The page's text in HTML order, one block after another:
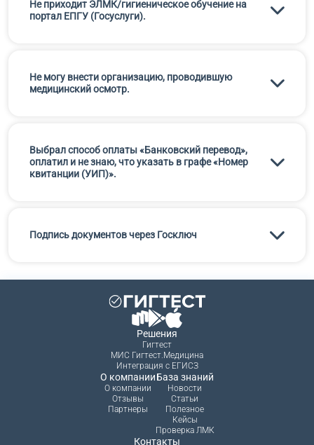
Не приходит ЭЛМК/гигиеническое обучение на
портал ЕПГУ (Госуслуги).
Не могу внести организацию, проводившую
медицинский осмотр.
Выбрал способ оплаты «Банковский перевод»,
оплатил и не знаю, что указать в графе «Номер
квитанции (УИП)».
Подпись документов через Госключ
Решения
Гигтест
МИС Гигтест.Медицина
Интеграция с ЕГИСЗ
О компании
О компании
Отзывы
Партнеры
База знаний
Новости
Статьи
Полезное
Кейсы
Проверка ЛМК
Контакты